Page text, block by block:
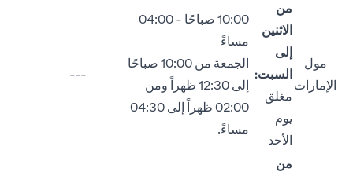
مول
الإمارات
من
الاثنين
إلى
السبت:
مغلق
يوم
الأحد
10:00 صباحًا - 04:00
مساءً
الجمعة من 10:00 صباحًا
إلى 12:30 ظهراً ومن
02:00 ظهراً إلى 04:30
مساءً.
---
من